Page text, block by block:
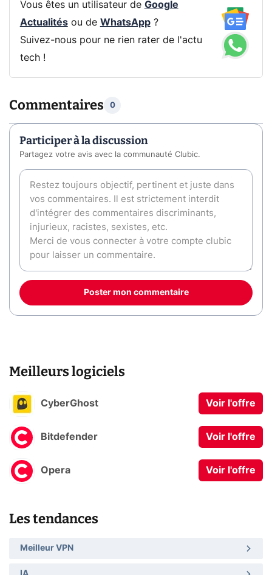
Vous êtes un utilisateur de Google
Actualitésou de WhatsApp?
Suivez-nous pour ne rien rater de l'actu
tech !
Commentaires 0
Participer à la discussion
Partagez votre avis avec la communauté Clubic.
Poster mon commentaire
Meilleurs logiciels
CyberGhost Voir l'offre
Bitdefender Voir l'offre
Opera Voir l'offre
Les tendances
Meilleur VPN